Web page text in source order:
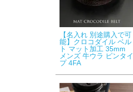
【名入れ 別途購入で可
能】クロコダイル ベル
ト マット加工 35mm
メンズ 牛ウラ ピンタイ
プ 4FA